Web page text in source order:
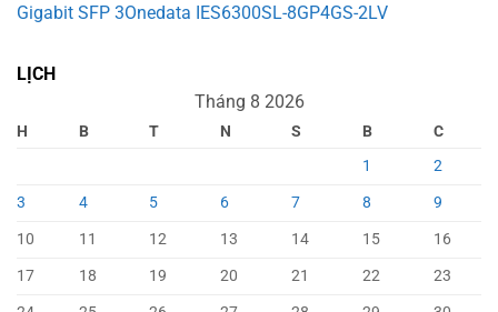
Gigabit SFP 3Onedata IES6300SL-8GP4GS-2LV
LỊCH
Tháng 8 2026
H B T N S B
C
1
2
3
4 5 6 7 8
9
10
11 12 13 14 15
16
17
18 19 20 21 22
23